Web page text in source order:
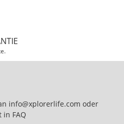
info@xplorerlife.com oder
in FAQ